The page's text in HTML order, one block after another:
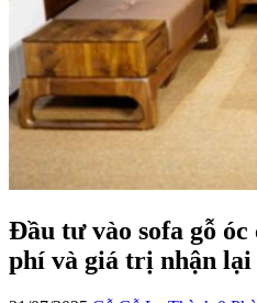
Đầu tư vào sofa gỗ
phí và giá trị nhận lại